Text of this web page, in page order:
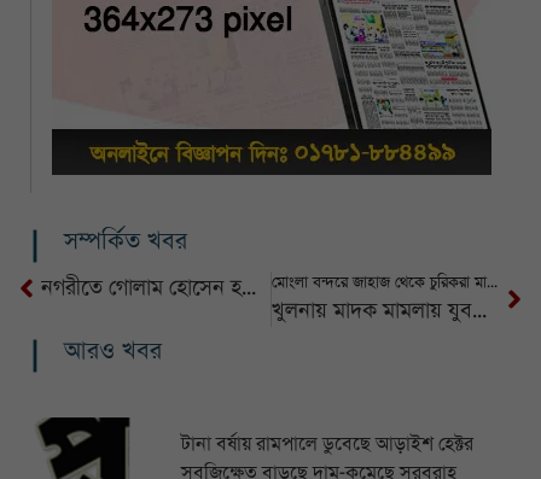
সম্পর্কিত খবর
নগরীতে গোলাম হোসেন হত্যাকাণ্ডে জড়িত ৩ জন গ্রেফতার মোংলা বন্দরে জাহাজ থেকে চুরিকরা মালামালসহ তিনজন আটক
খুলনায় মাদক মামলায় যুবকের যাবজ্জীবন কারাদণ্ড
আরও খবর
টানা বর্ষায় রামপালে ডুবেছে আড়াইশ হেক্টর
সবজিক্ষেত বাড়ছে দাম-কমেছে সরবরাহ